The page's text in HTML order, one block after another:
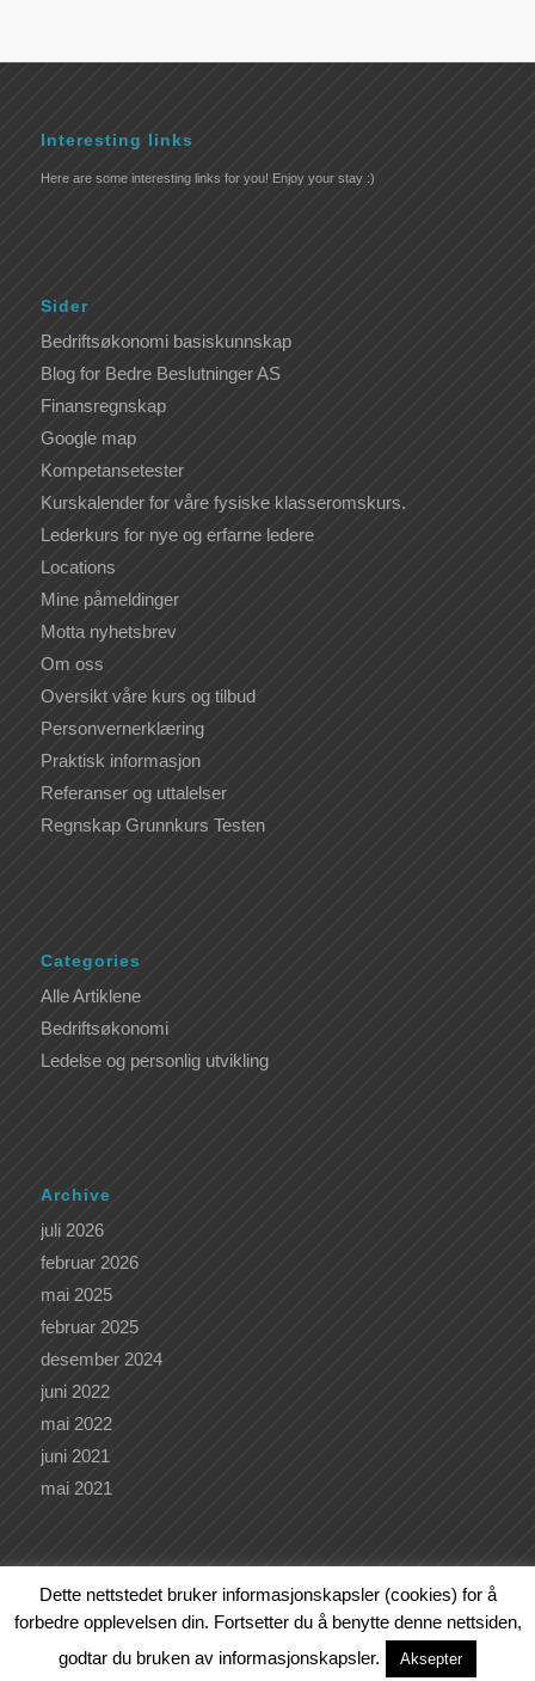
Interesting links
Here are some interesting links for you! Enjoy your stay :)
Sider
Bedriftsøkonomi basiskunnskap
Blog for Bedre Beslutninger AS
Finansregnskap
Google map
Kompetansetester
Kurskalender for våre fysiske klasseromskurs.
Lederkurs for nye og erfarne ledere
Locations
Mine påmeldinger
Motta nyhetsbrev
Om oss
Oversikt våre kurs og tilbud
Personvernerklæring
Praktisk informasjon
Referanser og uttalelser
Regnskap Grunnkurs Testen
Categories
Alle Artiklene
Bedriftsøkonomi
Ledelse og personlig utvikling
Archive
juli 2026
februar 2026
mai 2025
februar 2025
desember 2024
juni 2022
mai 2022
juni 2021
mai 2021
Kunde avBjørn Sagstad Webutvikling
VÅRE KURS OG TILBUD
KURSKALENDER
LEDERKURS
OM OSS
BLOGG
Dette nettstedet bruker informasjonskapsler (cookies) for å
forbedre opplevelsen din. Fortsetter du å benytte denne nettsiden,
godtar du bruken av informasjonskapsler.
Aksepter